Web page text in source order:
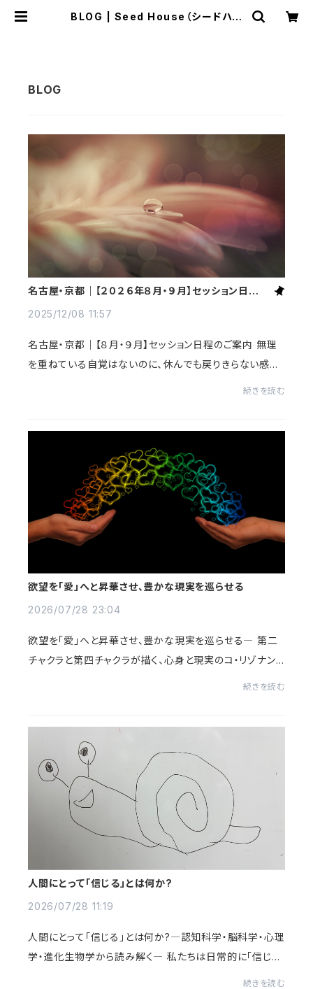
BLOG | Seed House（シードハウ
名古屋・京都｜【２０２６年８月・９月】セッション日程の
2025/12/08 11:57
名古屋・京都｜【８月・９月】セッション日程のご案内 無理
を重ねている自覚はないのに、休んでも戻りきらない感じ
続きを読む
欲望を「愛」へと昇華させ、豊かな現実を巡らせる
2026/07/28 23:04
欲望を「愛」へと昇華させ、豊かな現実を巡らせる― 第二
チャクラと第四チャクラが描く、心身と現実のコ・リゾナン
続きを読む
人間にとって「信じる」とは何か?
2026/07/28 11:19
人間にとって「信じる」とは何か?―認知科学・脳科学・心理
学・進化生物学から読み解く― 私たちは日常的に「信じ
続きを読む